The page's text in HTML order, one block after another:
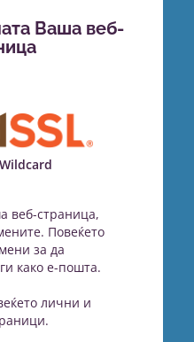
Ваша веб-
веб-страница,
Повеќето
за да
како е-пошта.
лични и